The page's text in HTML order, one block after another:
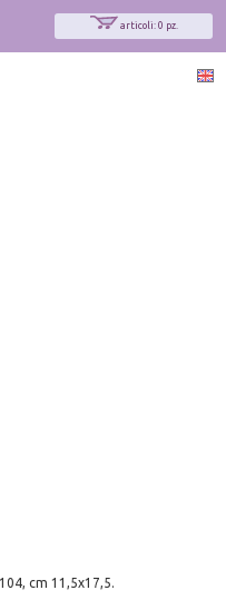
articoli: 0 pz.
cm 11,5x17,5.